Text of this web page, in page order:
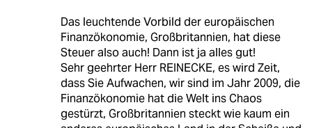
Das leuchtende Vorbild der europäischen
Finanzökonomie, Großbritannien, hat diese
Steuer also auch! Dann ist ja alles gut!
Sehr geehrter Herr REINECKE, es wird Zeit,
dass Sie Aufwachen, wir sind im Jahr 2009, die
Finanzökonomie hat die Welt ins Chaos
gestürzt, Großbritannien steckt wie kaum ein